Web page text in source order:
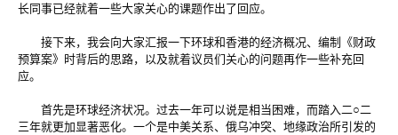
长同事已经就着一些大家关心的课题作出了回应。
接下来，我会向大家汇报一下环球和香港的经济概况、编制《财政
预算案》时背后的思路，以及就着议员们关心的问题再作一些补充回
应。
首先是环球经济状况。过去一年可以说是相当困难，而踏入二○二
三年就更加显著恶化。一个是中美关系、俄乌冲突、地缘政治所引发的